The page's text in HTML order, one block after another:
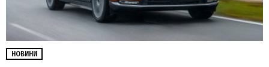
НОВИНИ